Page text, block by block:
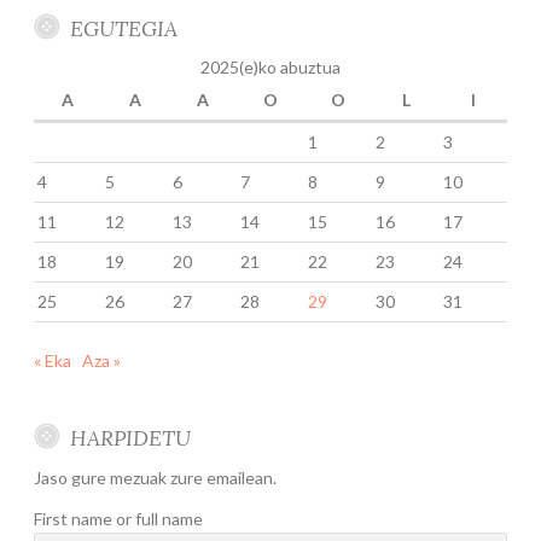
EGUTEGIA
2025(e)ko abuztua
A
A A O O L I
1 2
3
4
5 6 7 8 9
10
11
12 13 14 15 16
17
18
19 20 21 22 23
24
25
26 27 28 29 30 31
« Eka Aza »
HARPIDETU
Jaso gure mezuak zure emailean.
First name or full name